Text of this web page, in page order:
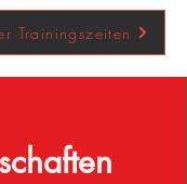
Trainingszeiten